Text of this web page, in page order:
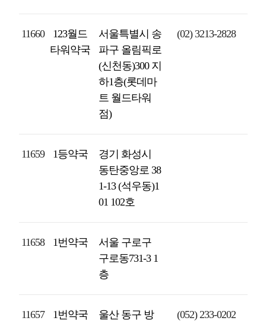
11660
123월드
타워약국
서울특별시 송
파구 올림픽로
(신천동)300 지
하1층(롯데마
트 월드타워
점)
(02) 3213-2828
11659 1등약국
경기 화성시
동탄중앙로 38
1-13 (석우동)1
01 102호
11658 1번약국
서울 구로구
구로동731-3 1
층
11657 1번약국
울산 동구 방
(052) 233-0202